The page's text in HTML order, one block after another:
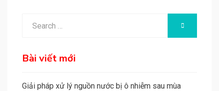
SEARCH
Bài viết mới
Giải pháp xử lý nguồn nước bị ô nhiễm sau mùa